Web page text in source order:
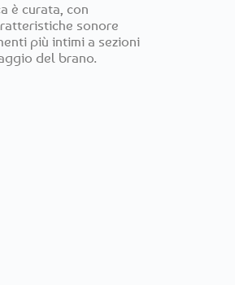
è curata, con
sonore
più intimi a sezioni
del brano.